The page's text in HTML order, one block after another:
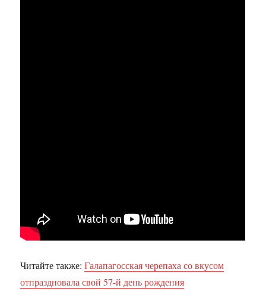
Читайте также:Галапагосская черепаха со вкусом
отпраздновала свой 57-й день рождения